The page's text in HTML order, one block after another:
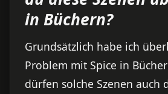
in Büchern?
Grundsätzlich habe ich
Problem mit Spice in
dürfen solche Szenen auch